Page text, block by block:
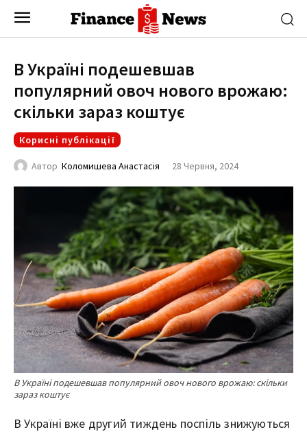
В Україні подешевшав
популярний овоч нового врожаю:
скільки зараз коштує
Корисні публікації
Автор Коломишева Анастасія 28 Червня, 2024
В Україні подешевшав популярний овоч нового врожаю: скільки
зараз коштує
В Україні вже другий тиждень поспіль знижуються